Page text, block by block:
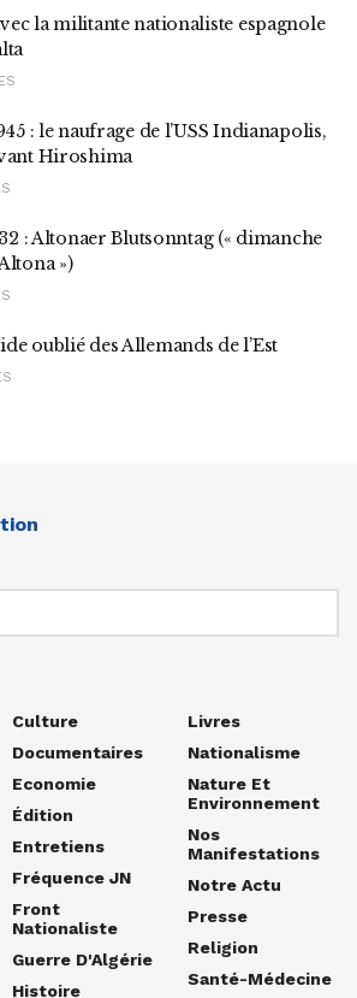
la militante nationaliste espagnole
: le naufrage de l’USS Indianapolis,
Hiroshima
: Altonaer Blutsonntag (« dimanche
»)
oublié des Allemands de l’Est
Culture
Documentaires
Economie
Édition
Entretiens
Fréquence JN
Front
Nationaliste
Guerre D'Algérie
Histoire
Livres
Nationalisme
Nature Et
Environnement
Nos
Manifestations
Notre Actu
Presse
Religion
Santé-Médecine